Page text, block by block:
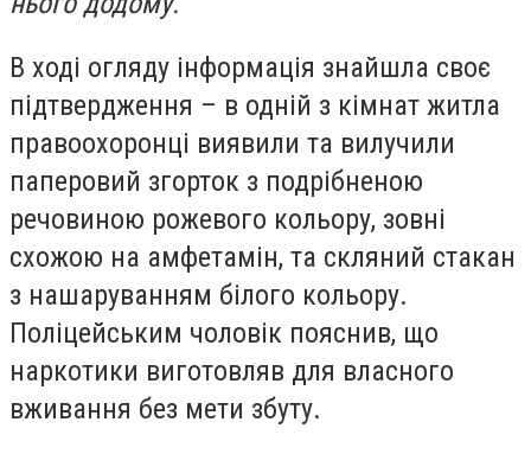
В ході огляду інформація знайшла своє
підтвердження – в одній з кімнат житла
правоохоронці виявили та вилучили
паперовий згорток з подрібненою
речовиною рожевого кольору, зовні
схожою на амфетамін, та скляний стакан
з нашаруванням білого кольору.
Поліцейським чоловік пояснив, що
наркотики виготовляв для власного
вживання без мети збуту.